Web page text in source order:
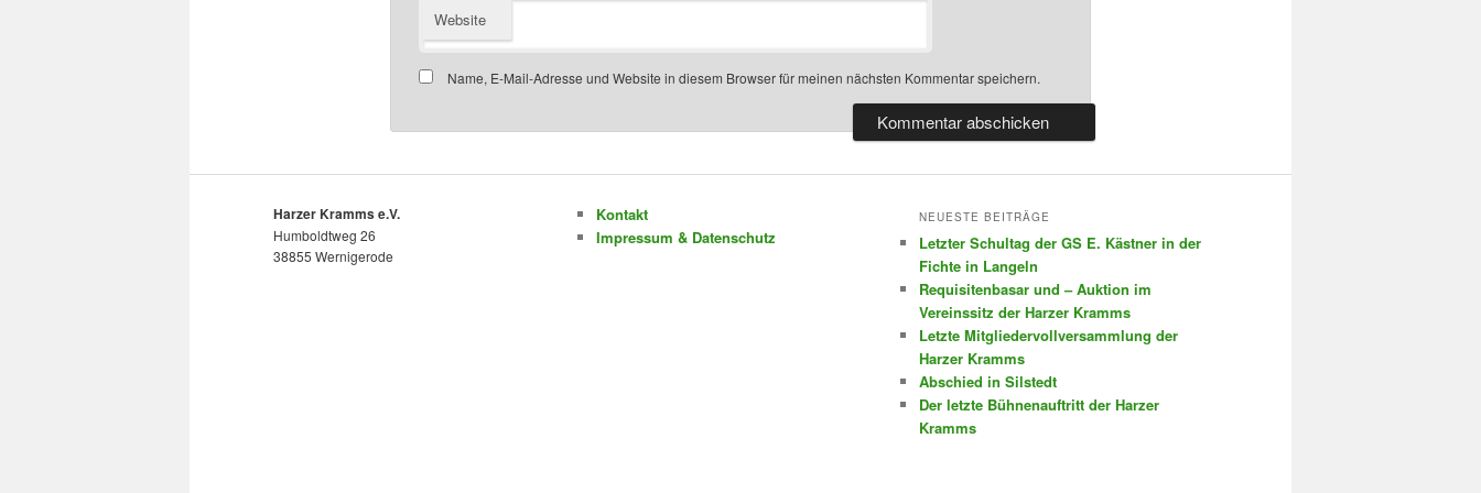
Website
Name, E-Mail-Adresse und Website in diesem Browser für meinen nächsten Kommentar speichern.
Harzer Kramms e.V.
Humboldtweg 26
38855 Wernigerode
Kontakt
Impressum & Datenschutz
NEUESTE BEITRÄGE
Letzter Schultag der GS E. Kästner in der
Fichte in Langeln
Requisitenbasar und – Auktion im
Vereinssitz der Harzer Kramms
Letzte Mitgliedervollversammlung der
Harzer Kramms
Abschied in Silstedt
Der letzte Bühnenauftritt der Harzer
Kramms